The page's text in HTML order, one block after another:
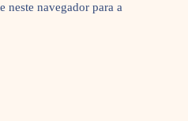
neste navegador para a